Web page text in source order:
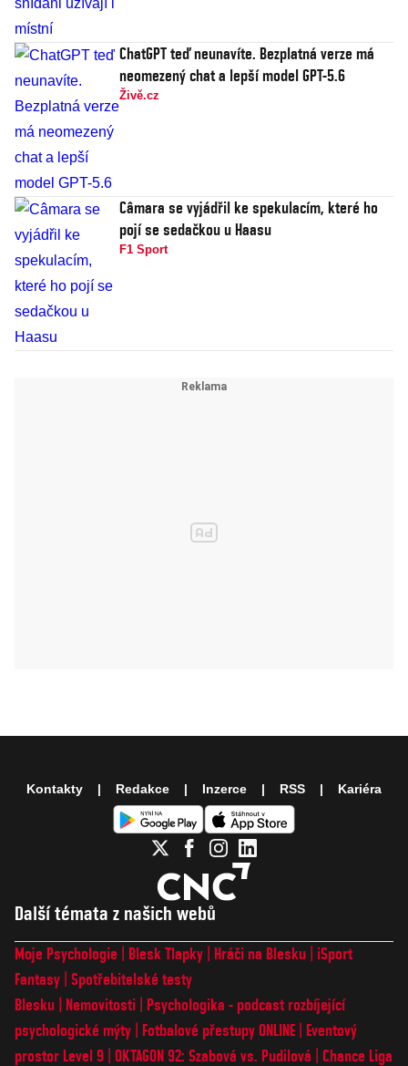
ChatGPT teď neunavíte. Bezplatná verze má
neomezený chat a lepší model GPT-5.6
Živě.cz
Câmara se vyjádřil ke spekulacím, které ho
pojí se sedačkou u Haasu
F1 Sport
Další témata z našich webů
Moje Psychologie Blesk Tlapky Hráči na Blesku
iSport
Fantasy Spotřebitelské testy
Blesku
Nemovitosti
Psychologika - podcast rozbíjející
psychologické mýty
Fotbalové přestupy ONLINE
Eventový
prostor Level 9 OKTAGON 92: Szabová vs. Pudilová
Chance Liga
Kontakty Redakce Inzerce RSS Kariéra